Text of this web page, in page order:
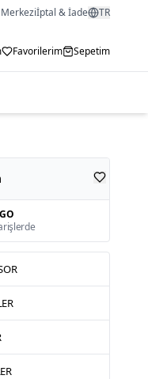
Merkeziİptal & İade TR
Favorilerim Sepetim